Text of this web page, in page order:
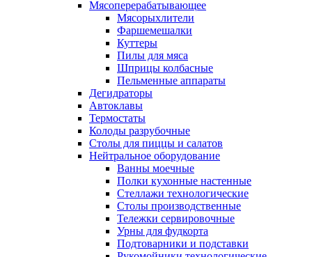
Мясоперерабатывающее
Мясорыхлители
Фаршемешалки
Куттеры
Пилы для мяса
Шприцы колбасные
Пельменные аппараты
Дегидраторы
Автоклавы
Термостаты
Колоды разрубочные
Столы для пиццы и салатов
Нейтральное оборудование
Ванны моечные
Полки кухонные настенные
Стеллажи технологические
Столы производственные
Тележки сервировочные
Урны для фудкорта
Подтоварники и подставки